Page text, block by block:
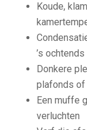
Koude,
’s ochtends
Donkere
plafonds of
Een muffe
verluchten